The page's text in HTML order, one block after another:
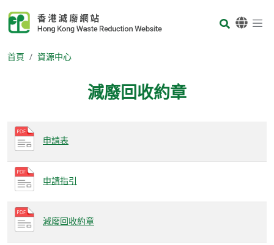
Body
首頁 資源中心
減廢回收約章
Body
申請表
申請指引
減廢回收約章